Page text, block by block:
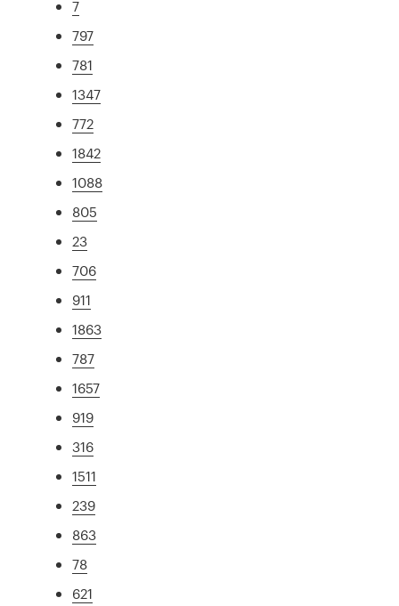
7
797
781
1347
772
1842
1088
805
23
706
911
1863
787
1657
919
316
1511
239
863
78
621